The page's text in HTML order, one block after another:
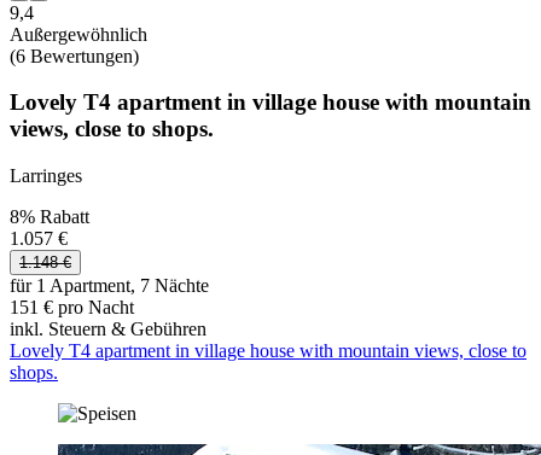
9,4
Außergewöhnlich
(6 Bewertungen)
Lovely T4 apartment in village house with mountain
views, close to shops.
Larringes
8% Rabatt
1.057 €
1.148 €
für 1 Apartment, 7 Nächte
151 € pro Nacht
inkl. Steuern & Gebühren
Lovely T4 apartment in village house with mountain views, close to
shops.